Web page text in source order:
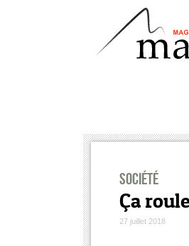
Société
Ça
27 juillet 2018